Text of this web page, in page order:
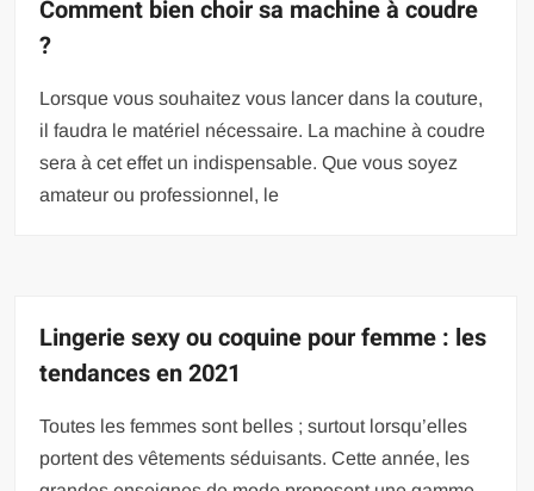
Comment bien choir sa machine à coudre
?
Lorsque vous souhaitez vous lancer dans la couture,
il faudra le matériel nécessaire. La machine à coudre
sera à cet effet un indispensable. Que vous soyez
amateur ou professionnel, le
Lingerie sexy ou coquine pour femme : les
tendances en 2021
Toutes les femmes sont belles ; surtout lorsqu’elles
portent des vêtements séduisants. Cette année, les